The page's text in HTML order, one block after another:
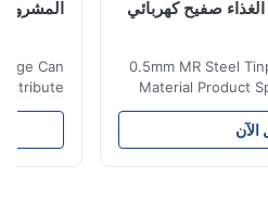
صفيح كهربائي
0.5mm MR Steel Tinplate Food-Grade Can
Material
Value
Tinplate Food-
MR, SPCC,
المشروبات DR9
Can
Attribute
Rust Steel
Tin Coating